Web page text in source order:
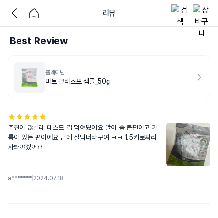
리뷰
Best Review
플래티넘
미트 크리스프 샘플_50g
추천이 많길래 테스트 겸 먹여봤어요 알이 좀 큰편이고 기
름이 있는 편이에요 근데 잘먹더라구여 ㅋㅋ 1.5키로짜리
사봐야겠어요
a******* 2024.07.18